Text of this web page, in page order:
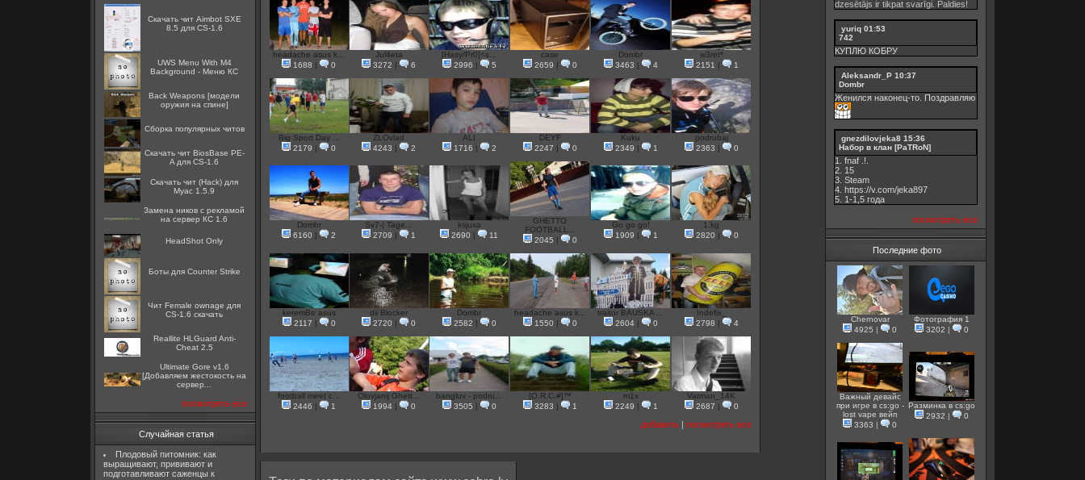
Скачать чит Aimbot SXE
8.5 для CS-1.6
UWS Menu With M4
Background - Меню КС
Back Weapons [модели
оружия на спине]
Сборка популярных читов
Скачать чит BiosBase PE-
A для CS-1.6
Скачать чит (Hack) для
Myac 1.5.9
Замена ников с рекламой
на сервер КС 1.6
HeadShot Only
Боты для Counter Strike
Чит Female ownage для
CS-1.6 скачать
Reallite HLGuard Anti-
Cheat 2.5
Ultimate Gore v1.6
[Добавляем жестокость на
сервер...
посмотреть все
Случайная статья
Плодовый питомник: как
выращивают, прививают и
подготавливают саженцы к
headache asus k...
1688
0
Jul4eta
3272
6
[Hasy/Pr0]<s...
2996
5
case
2659
0
Dombr
3463
4
w3ret*
2151
1
Big Sport Day ...
2179
0
ZLOvlad
4243
2
ALI
1716
2
DEYF
2247
0
Kuku
2349
1
podrubaj
2363
0
Dombr
6160
2
Sv7-| Tage...
2709
1
ksjuxa
2690
11
GHETTO
FOOTBALL...
2045
0
Go go go!
1909
1
1.kg
2820
0
keremBe asus
2117
0
dii Blocker
2720
0
Dombr
2582
0
headache asus k...
1550
0
traitor BAUSKA ...
2604| 0
Indefix_
2798
4
football meet c...
2446
1
Olovjanij Ghett...
1994
0
bangluv - podru...
3505
0
[O.R.C.#]™
3283
1
m1x
2249
1
Vatman_14K
2687
0
добавить посмотреть все
dzesētājs ir tikpat svarīgi. Paldies!
yuriq 01:53
742
КУПЛЮ КОБРУ
Aleksandr_P 10:37
Dombr
Женился наконец-то. Поздравляю
gnezdilovjeka8 15:36
Набор в клан [PaTRoN]
1. fnaf .!.
2. 15
3. Steam
4. https://v.com/jeka897
5. 1-1,5 годa
посмотреть все
Последние фото
Chernovar
4925 | 0
Фотография 1
3202 | 0
Важный девайс
при игре в cs:go -
lost vape вейп
3363 | 0
Разминка в cs:go
2932 | 0